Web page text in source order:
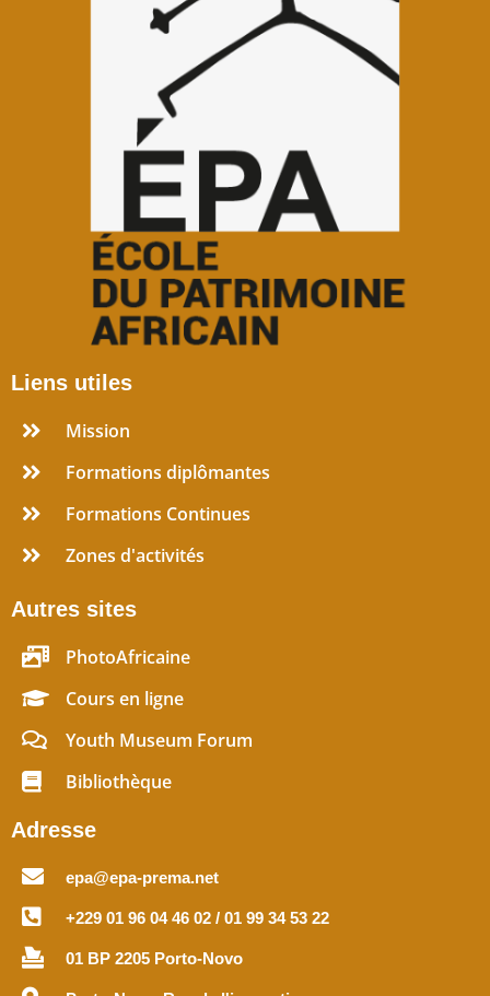
Liens utiles
Mission
Formations diplômantes
Formations Continues
Zones d'activités
Autres sites
PhotoAfricaine
Cours en ligne
Youth Museum Forum
Bibliothèque
Adresse
epa@epa-prema.net
+229 01 96 04 46 02 / 01 99 34 53 22
01 BP 2205 Porto-Novo